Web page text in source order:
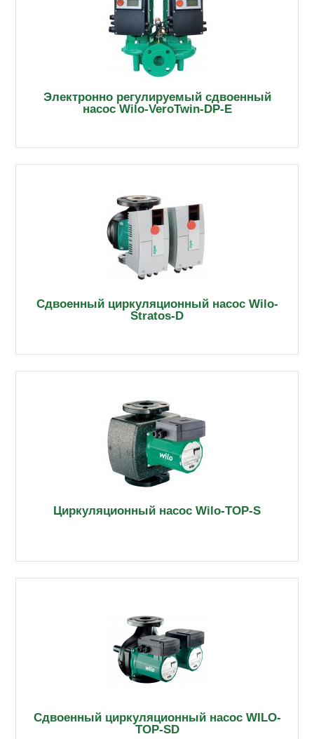
Электронно регулируемый сдвоенный
насос Wilo-VeroTwin-DP-E
Сдвоенный циркуляционный насос Wilo-
Stratos-D
Циркуляционный насос Wilo-TOP-S
Сдвоенный циркуляционный насос WILO-
TOP-SD